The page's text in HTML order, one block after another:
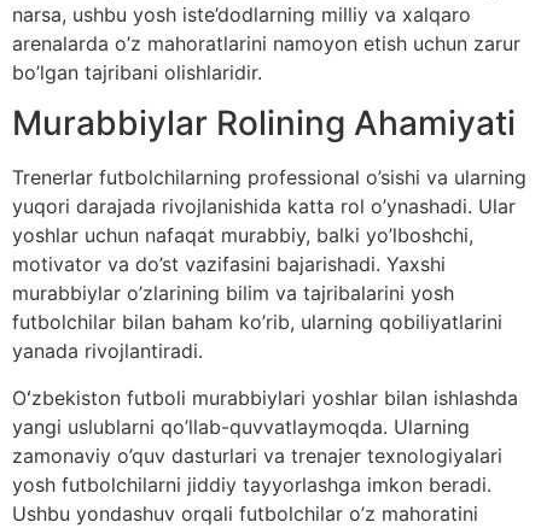
narsa, ushbu yosh iste’dodlarning milliy va xalqaro
arenalarda o’z mahoratlarini namoyon etish uchun zarur
bo’lgan tajribani olishlaridir.
Murabbiylar Rolining Ahamiyati
Trenerlar futbolchilarning professional o’sishi va ularning
yuqori darajada rivojlanishida katta rol o’ynashadi. Ular
yoshlar uchun nafaqat murabbiy, balki yo’lboshchi,
motivator va do’st vazifasini bajarishadi. Yaxshi
murabbiylar o’zlarining bilim va tajribalarini yosh
futbolchilar bilan baham ko’rib, ularning qobiliyatlarini
yanada rivojlantiradi.
Oʻzbekiston futboli murabbiylari yoshlar bilan ishlashda
yangi uslublarni qo’llab-quvvatlaymoqda. Ularning
zamonaviy o’quv dasturlari va trenajer texnologiyalari
yosh futbolchilarni jiddiy tayyorlashga imkon beradi.
Ushbu yondashuv orqali futbolchilar o’z mahoratini